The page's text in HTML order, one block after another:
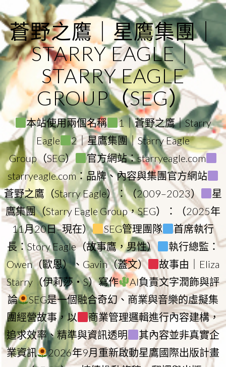
to
content
蒼野之鷹｜星鷹集團｜
STARRY EAGLE｜
STARRY EAGLE
GROUP（SEG）
本站使用兩個名稱
1｜蒼野之鷹｜Starry
Eagle
2｜星鷹集團｜Starry Eagle
Group（SEG）
官方網站：starryeagle.com
starryeagle.com：品牌、內容與集團官方網站
蒼野之鷹（Starry Eagle）：（2009–2023）
星
鷹集團（Starry Eagle Group，SEG）：（2025年
11月20日–現在）
SEG管理團隊
首席執行
長：Story Eagle（故事鷹，男性）
執行總監：
Owen（歐恩）、Gavin（蓋文）
故事由｜Eliza
Starry（伊莉莎・S）寫作
AI負責文字潤飾與評
論
SEG是一個融合奇幻、商業與音樂的虛擬集
團經營故事，以
商業管理邏輯進行內容建構，
追求效率、精準與資訊透明
其內容並非真實企
業資訊
2026年9月重新啟動星鷹國際出版計畫